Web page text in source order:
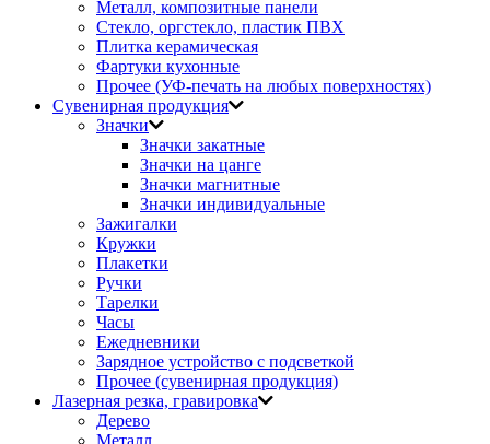
Металл, композитные панели
Стекло, оргстекло, пластик ПВХ
Плитка керамическая
Фартуки кухонные
Прочее (УФ-печать на любых поверхностях)
Сувенирная продукция
Значки
Значки закатные
Значки на цанге
Значки магнитные
Значки индивидуальные
Зажигалки
Кружки
Плакетки
Ручки
Тарелки
Часы
Ежедневники
Зарядное устройство с подсветкой
Прочее (сувенирная продукция)
Лазерная резка, гравировка
Дерево
Металл